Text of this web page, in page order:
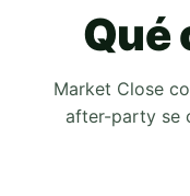
Qué
Market Close
after-party se